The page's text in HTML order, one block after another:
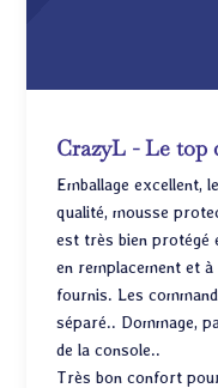
CrazyL - Le top
Emballage excellent,
qualité, mousse
est très bien protégé
en remplacement et à
fournis. Les
séparé.. Dommage,
de la console..
Très bon confort